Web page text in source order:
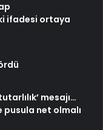
ifadesi ortaya
mesajı…
pusula net olmalı